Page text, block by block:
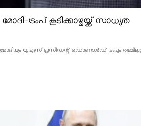
ട്രംപ് കൂടിക്കാഴ്ചയ്ക്ക് സാധ്യത
മോദിയും യുഎസ് പ്രസിഡന്റ് ഡൊണാൾഡ് ട്രംപും